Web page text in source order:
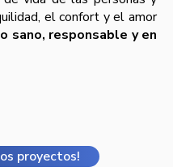
el confort y el amor
sano, responsable y en
proyectos!